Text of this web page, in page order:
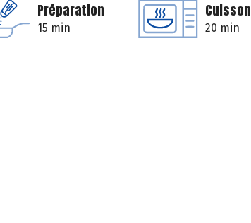
Préparation
15 min
Cuisson
20 min